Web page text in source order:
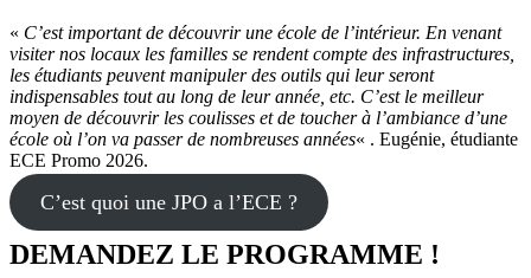
« C’est important de découvrir une école de l’intérieur. En venant
visiter nos locaux les familles se rendent compte des infrastructures,
les étudiants peuvent manipuler des outils qui leur seront
indispensables tout au long de leur année, etc. C’est le meilleur
moyen de découvrir les coulisses et de toucher à l’ambiance d’une
école où l’on va passer de nombreuses années« . Eugénie, étudiante
ECE Promo 2026.
C’est quoi une JPO a l’ECE ?
DEMANDEZ LE PROGRAMME !